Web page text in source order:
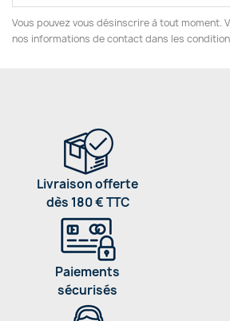
Vous pouvez vous désinscrire à tout moment.
nos informations de contact dans les
Livraison offerte
dès 180 € TTC
Paiements
sécurisés